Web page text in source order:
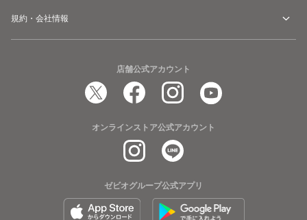
規約・会社情報
店舗公式アカウント
オンラインストア公式アカウント
ゼビオグループ公式アプリ